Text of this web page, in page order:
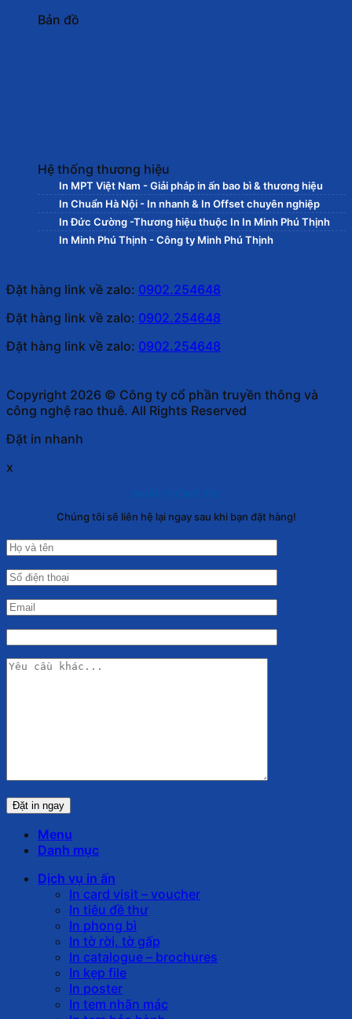
Bản đồ
Hệ thống thương hiệu
In MPT Việt Nam - Giải pháp in ấn bao bì & thương hiệu
In Chuẩn Hà Nội - In nhanh & In Offset chuyên nghiệp
In Đức Cường -Thương hiệu thuộc In In Minh Phú Thịnh
In Minh Phú Thịnh - Công ty Minh Phú Thịnh
Đặt hàng link về zalo: 0902.254648
Đặt hàng link về zalo: 0902.254648
Đặt hàng link về zalo: 0902.254648
Copyright 2026 © Công ty cổ phần truyền thông và
công nghệ rao thuê. All Rights Reserved
Đặt in nhanh
x
Chúng tôi sẽ liên hệ lại ngay sau khi bạn đặt hàng!
Menu
Danh mục
Dịch vụ in ấn
In card visit – voucher
In tiêu đề thư
In phong bì
In tờ rời, tờ gấp
In catalogue – brochures
In kẹp file
In poster
In tem nhãn mác